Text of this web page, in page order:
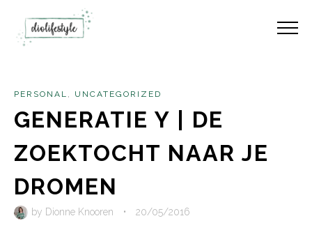
PERSONAL , UNCATEGORIZED
GENERATIE Y | DE
ZOEKTOCHT NAAR JE
DROMEN
by Dionne Knooren • 20/05/2016